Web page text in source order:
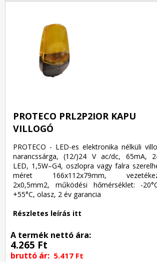
PROTECO PRL2P2IOR KAPU
VILLOGÓ
PROTECO - LED-es elektronika nélküli
narancssárga, (12/)24 V ac/dc, 65mA,
LED, 1,5W–G4, oszlopra vagy falra
méret 166x112x79mm,
2x0,5mm2, működési hőmérséklet: -
+55°C, olasz, 2 év garancia
Részletes leírás itt
A termék nettó ára:
4.265 Ft
bruttó ár: 5.417 Ft